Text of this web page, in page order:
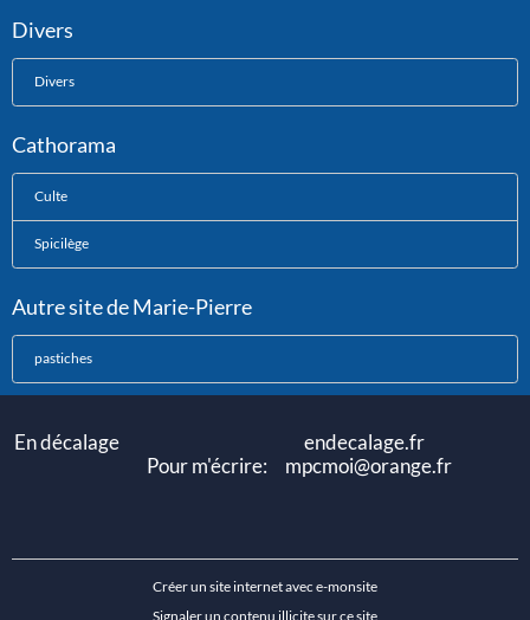
Divers
Divers
Cathorama
Culte
Spicilège
Autre site de Marie-Pierre
pastiches
En décalage endecalage.fr
Pour m'écrire: mpcmoi@orange.fr
Créer un site internet avec e-monsite
Signaler un contenu illicite sur ce site